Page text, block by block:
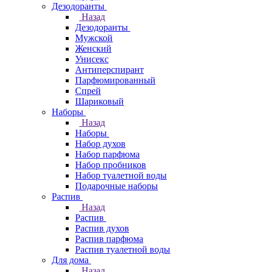
Дезодоранты
Назад
Дезодоранты
Мужской
Женский
Унисекс
Антиперспирант
Парфюмированный
Спрей
Шариковый
Наборы
Назад
Наборы
Набор духов
Набор парфюма
Набор пробников
Набор туалетной воды
Подарочные наборы
Распив
Назад
Распив
Распив духов
Распив парфюма
Распив туалетной воды
Для дома